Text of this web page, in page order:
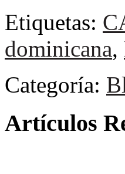
Etiquetas:
dominicana,
Categoría:
Artículos